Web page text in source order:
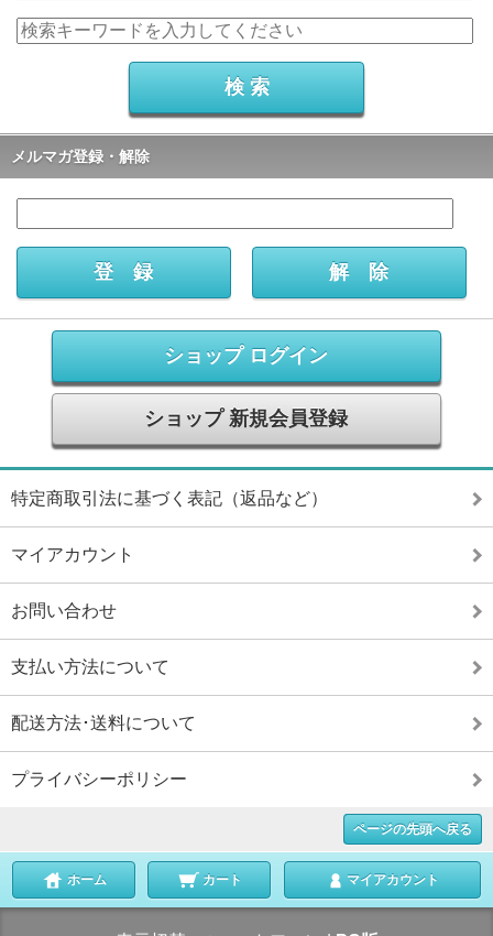
メルマガ登録・解除
ショップ ログイン
ショップ 新規会員登録
特定商取引法に基づく表記（返品など）
マイアカウント
お問い合わせ
支払い方法について
配送方法･送料について
プライバシーポリシー
ページの先頭へ戻る
ホーム カート マイアカウント